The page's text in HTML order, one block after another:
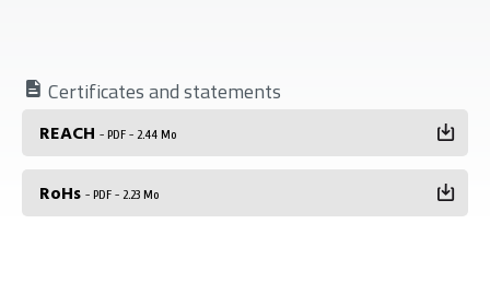
Certificates and statements
REACH - PDF - 2.44 Mo
RoHs - PDF - 2.23 Mo